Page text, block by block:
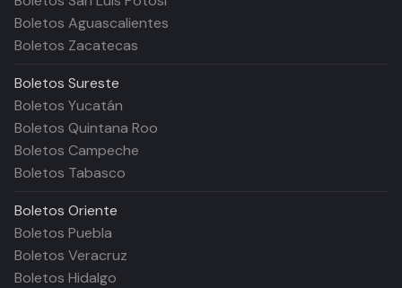
Boletos Aguascalientes
Boletos Zacatecas
Boletos Sureste
Boletos Yucatán
Boletos Quintana Roo
Boletos Campeche
Boletos Tabasco
Boletos Oriente
Boletos Puebla
Boletos Veracruz
Boletos Hidalgo